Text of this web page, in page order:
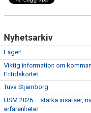
Nyhetsarkiv
Läger!
Viktig information om
Fritidskortet
Tuva Stjärnborg
USM 2026 – starka insatser,
erfarenheter